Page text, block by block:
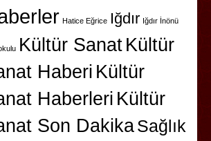
Hatice Eğrice Iğdır Iğdır İnönü
Kültür SanatKültür
Haberi Kültür
Haberleri Kültür
Son DakikaSağlık